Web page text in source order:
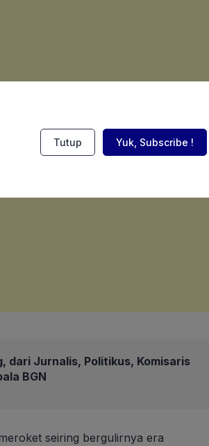
dari Jurnalis, Politikus, Komisaris
BGN
seiring bergulirnya era
Tutup Yuk, Subscribe !